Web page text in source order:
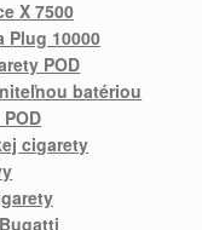
X 7500
Plug 10000
POD
batériou
cigarety